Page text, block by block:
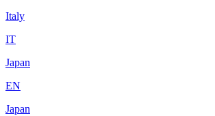
Italy
IT
Japan
EN
Japan